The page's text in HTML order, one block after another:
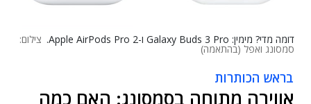
דומה מדי? מימין: Galaxy Buds 3 Pro ו-Apple AirPods Pro 2. צילום:
סמסונג ואפל (בהתאמה)
בראש הכותרות
אווירה מתוחה בסמסונג: האם כמה